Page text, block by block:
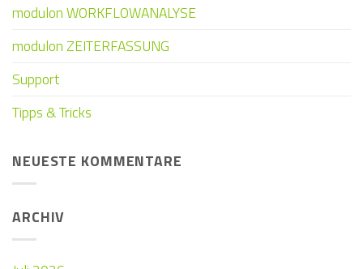
modulon WORKFLOWANALYSE
modulon ZEITERFASSUNG
Support
Tipps & Tricks
NEUESTE KOMMENTARE
ARCHIV